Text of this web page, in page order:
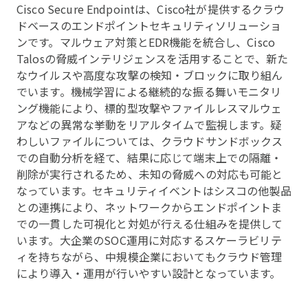
Cisco Secure Endpointは、Cisco社が提供するクラウ
ドベースのエンドポイントセキュリティソリューショ
ンです。マルウェア対策とEDR機能を統合し、Cisco
Talosの脅威インテリジェンスを活用することで、新た
なウイルスや高度な攻撃の検知・ブロックに取り組ん
でいます。機械学習による継続的な振る舞いモニタリ
ング機能により、標的型攻撃やファイルレスマルウェ
アなどの異常な挙動をリアルタイムで監視します。疑
わしいファイルについては、クラウドサンドボックス
での自動分析を経て、結果に応じて端末上での隔離・
削除が実行されるため、未知の脅威への対応も可能と
なっています。セキュリティイベントはシスコの他製品
との連携により、ネットワークからエンドポイントま
での一貫した可視化と対処が行える仕組みを提供して
います。大企業のSOC運用に対応するスケーラビリテ
ィを持ちながら、中規模企業においてもクラウド管理
により導入・運用が行いやすい設計となっています。